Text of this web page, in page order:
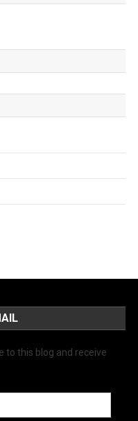
to this blog and receive